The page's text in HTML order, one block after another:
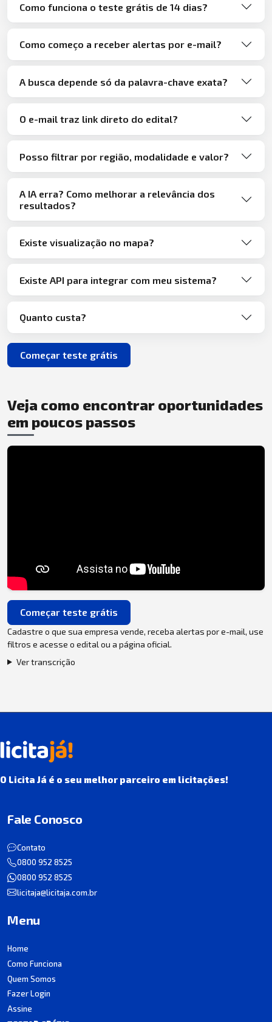
Como funciona o teste grátis de 14 dias?
Como começo a receber alertas por e-mail?
A busca depende só da palavra-chave exata?
O e-mail traz link direto do edital?
Posso filtrar por região, modalidade e valor?
A IA erra? Como melhorar a relevância dos
resultados?
Existe visualização no mapa?
Existe API para integrar com meu sistema?
Quanto custa?
Começar teste grátis
Veja como encontrar oportunidades
em poucos passos
Começar teste grátis
Cadastre o que sua empresa vende, receba alertas por e-mail, use
filtros e acesse o edital ou a página oficial.
Ver transcrição
O Licita Já é o seu melhor parceiro em licitações!
Fale Conosco
Contato
0800 952 8525
0800 952 8525
licitaja@licitaja.com.br
Menu
Home
Como Funciona
Quem Somos
Fazer Login
Assine